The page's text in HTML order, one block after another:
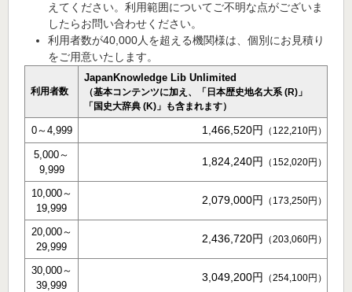
えてください。利用範囲についてご不明な点がございま
したらお問い合わせください。
利用者数が40,000人を超える機関様は、個別にお見積り
をご用意いたします。
利用者数
JapanKnowledge Lib Unlimited
（基本コンテンツに加え、「日本歴史地名大系 (R)」
「国史大辞典 (K)」も含まれます）
0～4,999 1,466,520円 （122,210円）
5,000～
9,999
1,824,240円 （152,020円）
10,000～
19,999
2,079,000円 （173,250円）
20,000～
29,999
2,436,720円 （203,060円）
30,000～
39,999
3,049,200円 （254,100円）